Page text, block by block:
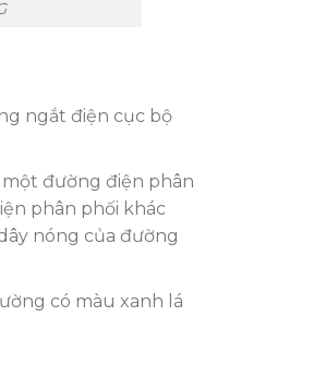
ngắt điện cục bộ
đường điện phân
phân phối khác
nóng của đường
có màu xanh lá